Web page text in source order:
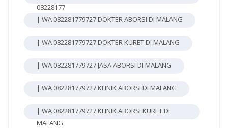
08228177
| WA 082281779727 DOKTER ABORSI DI MALANG
| WA 082281779727 DOKTER KURET DI MALANG
| WA 082281779727 JASA ABORSI DI MALANG
| WA 082281779727 KLINIK ABORSI DI MALANG
| WA 082281779727 KLINIK ABORSI KURET DI
MALANG